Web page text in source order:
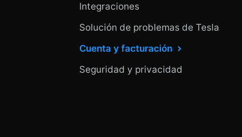
Integraciones
Solución de problemas de Tesla
Cuenta y facturación
Seguridad y privacidad